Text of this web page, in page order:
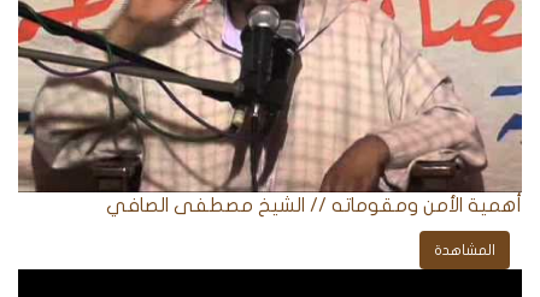
أهمية الأمن ومقوماته // الشيخ مصطفى الصافي
المشاهدة